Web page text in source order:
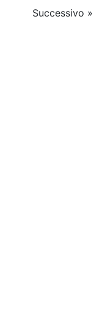
Successivo »